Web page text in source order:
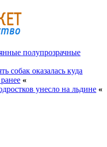
полупрозрачные
собак оказалась куда
«
унесло на льдине «